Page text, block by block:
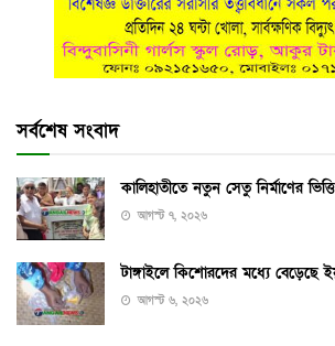
সর্বশেষ সংবাদ
কালিহাতীতে নতুন সেতু নির্মাণের
আগস্ট ৭, ২০২৬
টাঙ্গাইলে কিশোরদের মধ্যে বেড়েছে
আগস্ট ৬, ২০২৬